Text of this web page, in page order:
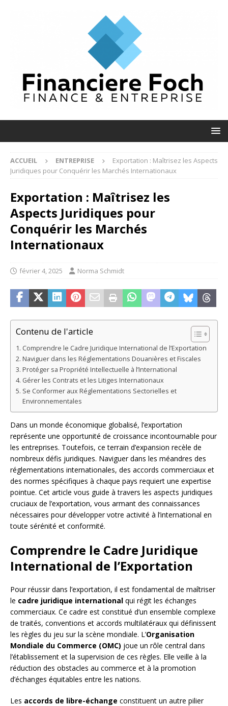
ACCUEIL ENTREPRISE
Exportation : Maîtrisez les Aspects
Juridiques pour Conquérir les Marchés Internationaux
Exportation : Maîtrisez les
Aspects Juridiques pour
Conquérir les Marchés
Internationaux
février 4, 2025 Norma Schmidt
Contenu de l'article
Comprendre le Cadre Juridique International de l’Exportation
Naviguer dans les Réglementations Douanières et Fiscales
Protéger sa Propriété Intellectuelle à l’International
Gérer les Contrats et les Litiges Internationaux
Se Conformer aux Réglementations Sectorielles et
Environnementales
Dans un monde économique globalisé, l’exportation
représente une opportunité de croissance incontournable pour
les entreprises. Toutefois, ce terrain d’expansion recèle de
nombreux défis juridiques. Naviguer dans les méandres des
réglementations internationales, des accords commerciaux et
des normes spécifiques à chaque pays requiert une expertise
pointue. Cet article vous guide à travers les aspects juridiques
cruciaux de l’exportation, vous armant des connaissances
nécessaires pour développer votre activité à l’international en
toute sérénité et conformité.
Comprendre le Cadre Juridique
International de l’Exportation
Pour réussir dans l’exportation, il est fondamental de maîtriser
le cadre juridique international qui régit les échanges
commerciaux. Ce cadre est constitué d’un ensemble complexe
de traités, conventions et accords multilatéraux qui définissent
les règles du jeu sur la scène mondiale. L’Organisation
Mondiale du Commerce (OMC) joue un rôle central dans
l’établissement et la supervision de ces règles. Elle veille à la
réduction des obstacles au commerce et à la promotion
d’échanges équitables entre les nations.
Les accords de libre-échange constituent un autre pilier